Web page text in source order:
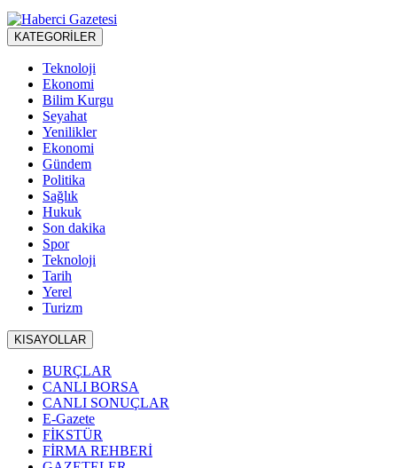
KATEGORİLER
Teknoloji
Ekonomi
Bilim Kurgu
Seyahat
Yenilikler
Ekonomi
Gündem
Politika
Sağlık
Hukuk
Son dakika
Spor
Teknoloji
Tarih
Yerel
Turizm
KISAYOLLAR
BURÇLAR
CANLI BORSA
CANLI SONUÇLAR
E-Gazete
FİKSTÜR
FİRMA REHBERİ